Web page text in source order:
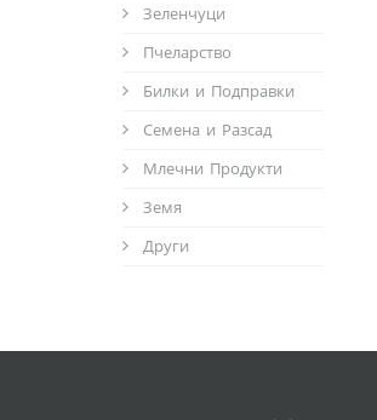
Зеленчуци
Пчеларство
Билки и Подправки
Семена и Разсад
Млечни Продукти
Земя
Други